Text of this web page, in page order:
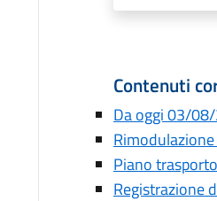
Contenuti
Da oggi 03/
Piano
Registrazione